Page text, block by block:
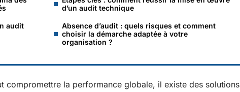
audit
d’un audit technique
Absence d’audit : quels risques et comment
choisir la démarche adaptée à votre
organisation ?
compromettre la performance globale, il existe des solutions